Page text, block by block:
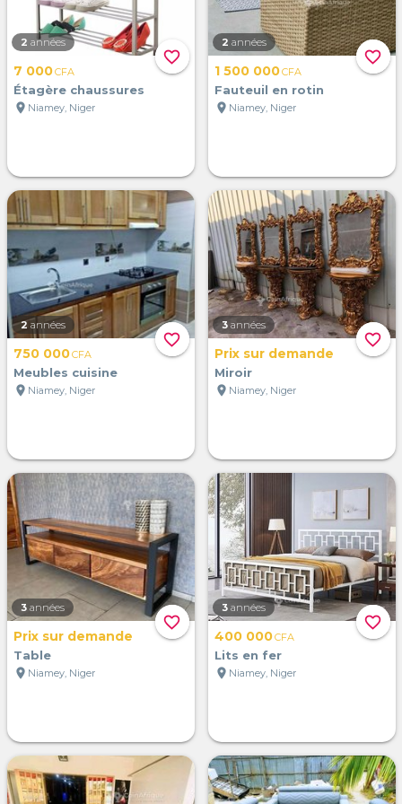
favorite_border
2 années
7 000CFA
Étagère chaussures
location_on Niamey, Niger
favorite_border
2 années
1 500 000CFA
Fauteuil en rotin
location_on Niamey, Niger
favorite_border
2 années
750 000CFA
Meubles cuisine
location_on Niamey, Niger
favorite_border
3 années
Prix sur demande
Miroir
location_on Niamey, Niger
favorite_border
3 années
Prix sur demande
Table
location_on Niamey, Niger
favorite_border
3 années
400 000CFA
Lits en fer
location_on Niamey, Niger